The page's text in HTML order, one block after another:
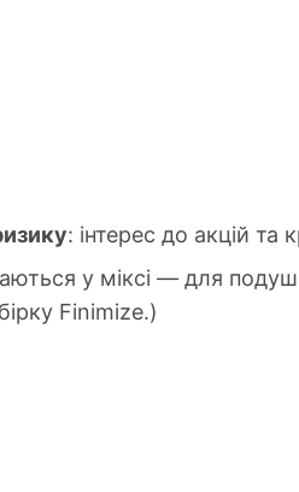
: інтерес до акцій та
у міксі — для
Finimize.)